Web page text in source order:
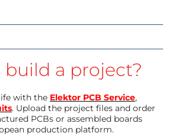
a project?
with the Elektor PCB Service,
. Upload the project files and order
PCBs or assembled boards
production platform.